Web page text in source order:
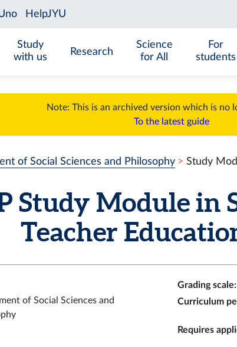
Study
with us
Research
Science
for All
For
students
Note: This is an archived version which is no
To the latest guide
of Social Sciences and Philosophy Study
Study Module in
Teacher
Grading scale:
of Social Sciences and
Curriculum
Requires